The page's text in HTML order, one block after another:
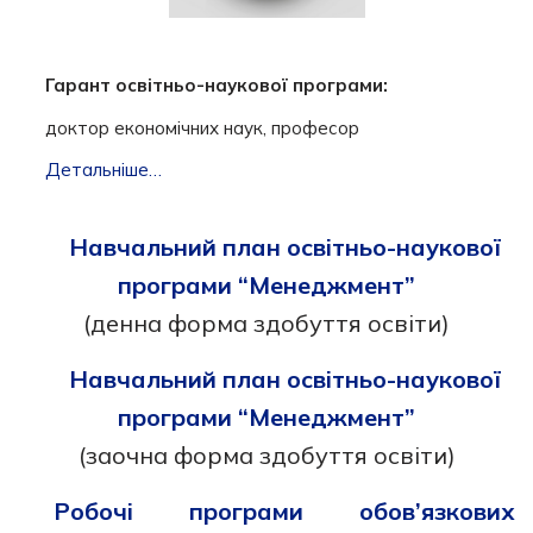
Гарант освітньо-наукової програми:
доктор економічних наук, професор
Детальніше…
Навчальний план освітньо-наукової
програми “Менеджмент”
(денна форма здобуття освіти)
Навчальний план освітньо-наукової
програми “Менеджмент”
(заочна форма здобуття освіти)
Робочі програми обов’язкових